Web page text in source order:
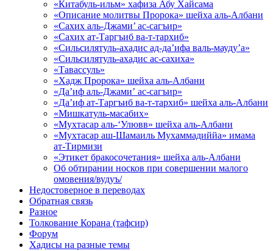
«Китабуль-ильм» хафиза Абу Хайсама
«Описание молитвы Пророка» шейха аль-Албани
«Сахих аль-Джами’ ас-сагъир»
«Сахих ат-Таргъиб ва-т-тархиб»
«Сильсилятуль-ахадис ад-да’ифа валь-мауду’а»
«Сильсилятуль-ахадис ас-сахиха»
«Тавассуль»
«Хадж Пророка» шейха аль-Албани
«Да’иф аль-Джами’ ас-сагъир»
«Да’иф ат-Таргъиб ва-т-тархиб» шейха аль-Албани
«Мишкатуль-масабих»
«Мухтасар аль-‘Улювв» шейха аль-Албани
«Мухтасар аш-Шамаиль Мухаммадиййа» имама
ат-Тирмизи
«Этикет бракосочетания» шейха аль-Албани
Об обтирании носков при совершении малого
омовения/вудуъ/
Недостоверное в переводах
Обратная связь
Разное
Толкование Корана (тафсир)
Форум
Хадисы на разные темы